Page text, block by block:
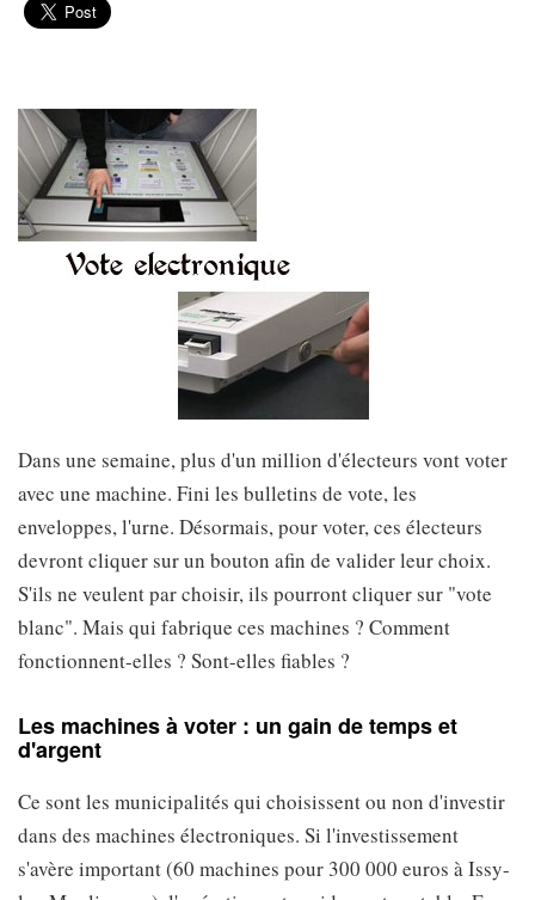
Dans une semaine, plus d'un million d'électeurs vont voter
avec une machine. Fini les bulletins de vote, les
enveloppes, l'urne. Désormais, pour voter, ces électeurs
devront cliquer sur un bouton afin de valider leur choix.
S'ils ne veulent par choisir, ils pourront cliquer sur "vote
blanc". Mais qui fabrique ces machines ? Comment
fonctionnent-elles ? Sont-elles fiables ?
Les machines à voter : un gain de temps et
d'argent
Ce sont les municipalités qui choisissent ou non d'investir
dans des machines électroniques. Si l'investissement
s'avère important (60 machines pour 300 000 euros à Issy-